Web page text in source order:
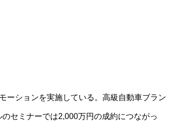
ーションを実施している。高級自動車ブラン
セミナーでは2,000万円の成約につながっ